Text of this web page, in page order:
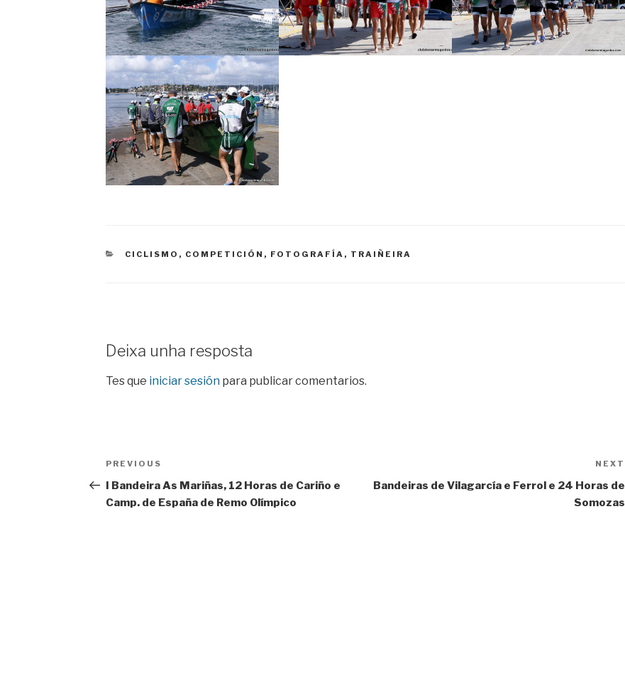
CATEGORIES
CICLISMO , COMPETICIÓN , FOTOGRAFÍA , TRAIÑEIRA
Deixa unha resposta
Tes que iniciar sesiónpara publicar comentarios.
Navegación
de
entradas
Previous
Post
PREVIOUS
I Bandeira As Mariñas, 12 Horas de Cariño e
Camp. de España de Remo Olímpico
NEXT
Bandeiras de Vilagarcía e Ferrol e 24 Horas de
Somozas